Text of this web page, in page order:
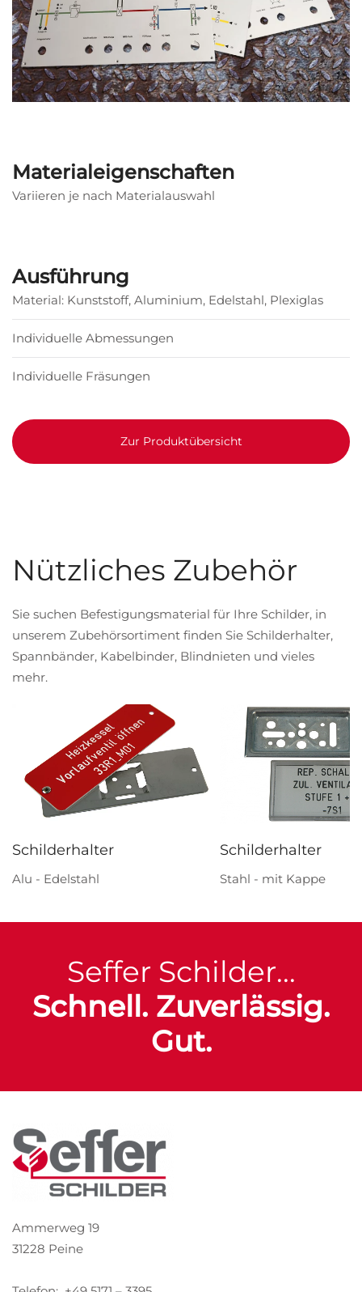
Materialeigenschaften
Variieren je nach Materialauswahl
Ausführung
Material: Kunststoff, Aluminium, Edelstahl, Plexiglas
Individuelle Abmessungen
Individuelle Fräsungen
Zur Produktübersicht
Nützliches Zubehör
Sie suchen Befestigungsmaterial für Ihre Schilder, in
unserem Zubehörsortiment finden Sie Schilderhalter,
Spannbänder, Kabelbinder, Blindnieten und vieles
mehr.
Schilderhalter
Alu - Edelstahl
Schilderhalter
Stahl - mit Kappe
Seffer Schilder...
Schnell. Zuverlässig.
Gut.
Ammerweg 19
31228 Peine